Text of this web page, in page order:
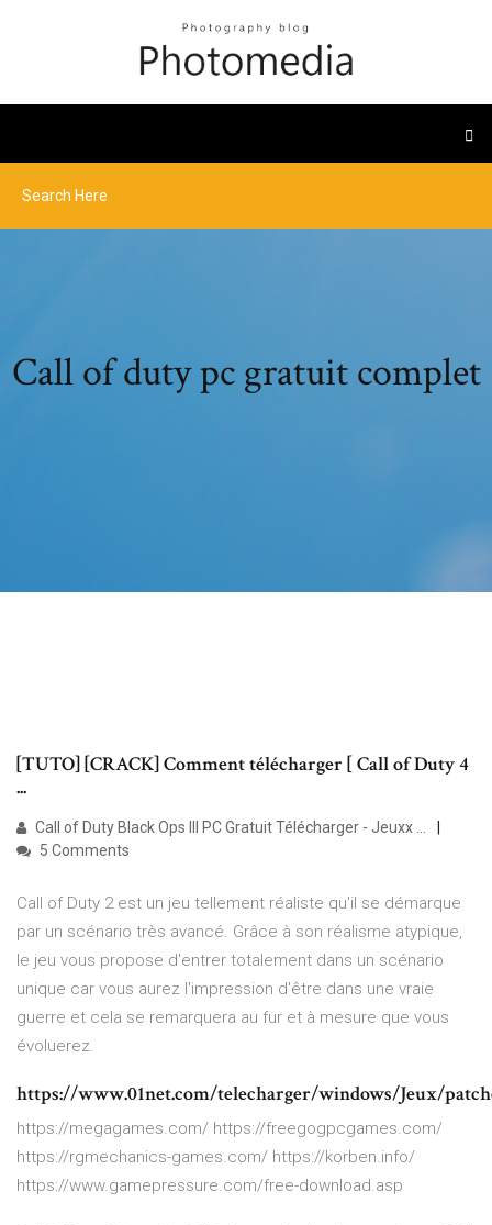
Call of duty pc gratuit complet
[TUTO] [CRACK] Comment télécharger [ Call of Duty 4
...
Call of Duty Black Ops III PC Gratuit Télécharger - Jeuxx ...
5 Comments
Call of Duty 2 est un jeu tellement réaliste qu'il se démarque
par un scénario très avancé. Grâce à son réalisme atypique,
le jeu vous propose d'entrer totalement dans un scénario
unique car vous aurez l'impression d'être dans une vraie
guerre et cela se remarquera au fur et à mesure que vous
évoluerez.
https://www.01net.com/telecharger/windows/Jeux/
https://megagames.com/ https://freegogpcgames.com/
https://rgmechanics-games.com/ https://korben.info/
https://www.gamepressure.com/free-download.asp